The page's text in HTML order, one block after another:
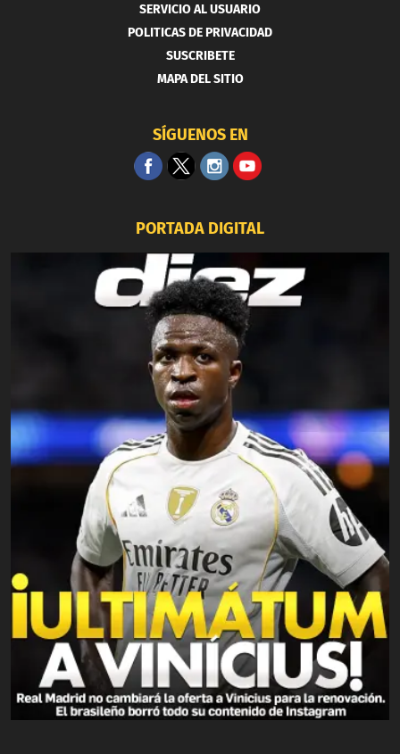
SERVICIO AL USUARIO
POLITICAS DE PRIVACIDAD
SUSCRIBETE
MAPA DEL SITIO
SÍGUENOS EN
PORTADA DIGITAL